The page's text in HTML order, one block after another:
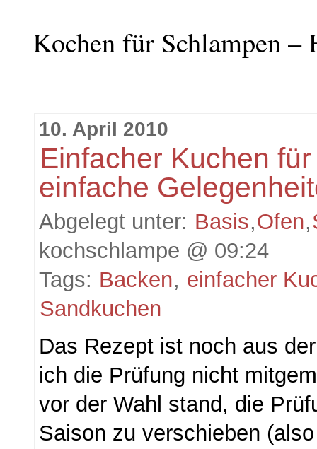
Kochen für Schlampen
10. April 2010
Einfacher Kuchen für
einfache
Abgelegt unter: Basis,Ofen,
kochschlampe @ 09:24
Tags: Backen, einfacher
Sandkuchen
Das Rezept ist noch aus
ich die Prüfung nicht
vor der Wahl stand, die
Saison zu verschieben